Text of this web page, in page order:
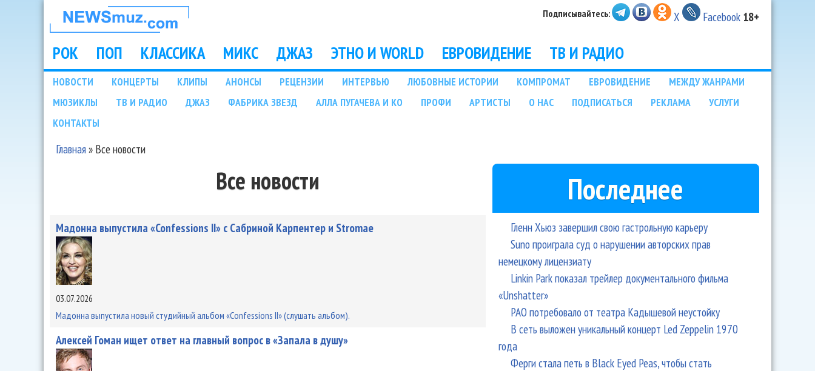
НОВОСТИ
МУЗЫКИ И
ШОУ БИЗНЕСА
NEWSMUZ.COM
Подписывайтесь: X Facebook 18+
Main menu
РОК ПОП КЛАССИКА МИКС ДЖАЗ ЭТНО И WORLD ЕВРОВИДЕНИЕ ТВ И РАДИО
Подразделы
НОВОСТИ КОНЦЕРТЫ КЛИПЫ АНОНСЫ РЕЦЕНЗИИ ИНТЕРВЬЮ ЛЮБОВНЫЕ ИСТОРИИ КОМПРОМАТ ЕВРОВИДЕНИЕ
МЕЖДУ ЖАНРАМИ
МЮЗИКЛЫ
ТВ И РАДИО ДЖАЗ ФАБРИКА ЗВЕЗД АЛЛА ПУГАЧЕВА И КО ПРОФИ АРТИСТЫ О НАС ПОДПИСАТЬСЯ РЕКЛАМА
УСЛУГИ
КОНТАКТЫ
Главная» Все новости
Все новости
Мадонна выпустила «Confessions II» с Сабриной Карпентер и Stromae
03.07.2026
Мадонна выпустила новый студийный альбом «Confessions II» (слушать альбом).
Алексей Гоман ищет ответ на главный вопрос в «Запала в душу»
Последнее
Гленн Хьюз завершил свою гастрольную карьеру
Suno проиграла суд о нарушении авторских прав
немецкому лицензиату
Linkin Park показал трейлер документального фильма
«Unshatter»
РАО потребовало от театра Кадышевой неустойку
В сеть выложен уникальный концерт Led Zeppelin 1970
года
Ферги стала петь в Black Eyed Peas, чтобы стать